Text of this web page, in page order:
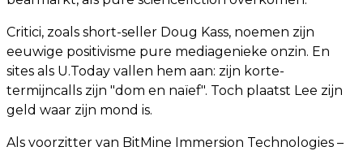
Critici, zoals short-seller Doug Kass, noemen zijn
eeuwige positivisme pure mediagenieke onzin. En
sites als U.Today vallen hem aan: zijn korte-
termijncalls zijn "dom en naïef". Toch plaatst Lee zijn
geld waar zijn mond is.
Als voorzitter van BitMine Immersion Technologies –